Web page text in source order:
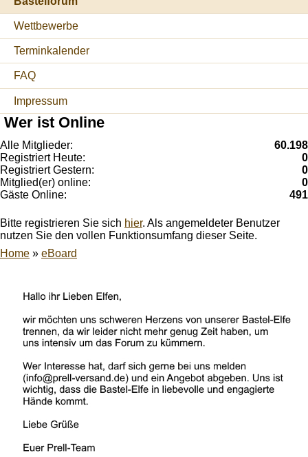
Wettbewerbe
Terminkalender
FAQ
Impressum
Wer ist Online
Alle Mitglieder:
60.198
Registriert Heute:
0
Registriert Gestern:
0
Mitglied(er) online:
0
Gäste Online:
491
Bitte registrieren Sie sich hier. Als angemeldeter Benutzer
nutzen Sie den vollen Funktionsumfang dieser Seite.
Home » eBoard